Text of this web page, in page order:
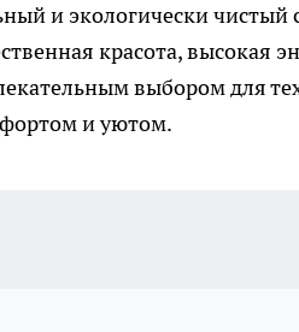
и экологически чистый
красота, высокая
выбором для
и уютом.